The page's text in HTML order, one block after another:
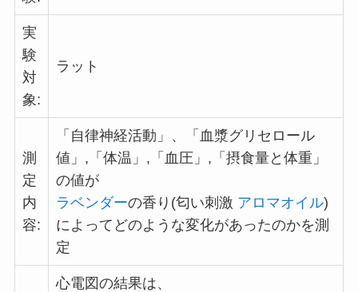
実
験
対
象:
ラット
測
定
内
容:
「自律神経活動」、「血漿グリセロール
値」,「体温」,「血圧」,「摂食量と体重」
の値が
ラベンダーの香り(匂い刺激 アロマオイル)
によってどのような変化があったのかを測
定
心電図の結果は、